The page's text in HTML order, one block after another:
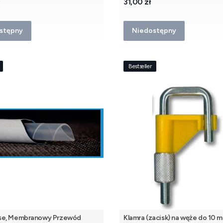
Niedostępny
Membranowy Przewód
Bestseller
Klamra (zacisk) na węże do 10